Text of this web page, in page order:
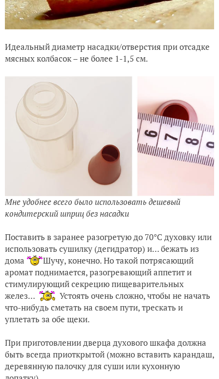
Идеальный диаметр насадки/отверстия при отсадке
мясных колбасок – не более 1-1,5 см.
Мне удобнее всего было использовать дешевый
кондитерский шприц без насадки
Поставить в заранее разогретую до 70°C духовку или
использовать сушилку (дегидратор) и… бежать из
дома
Шучу, конечно. Но такой потрясающий
аромат поднимается, разогревающий аппетит и
стимулирующий секрецию пищеварительных
желез…
Устоять очень сложно, чтобы не начать
что-нибудь сметать на своем пути, трескать и
уплетать за обе щеки.
При приготовлении дверца духового шкафа должна
быть всегда приоткрытой (можно вставить карандаш,
деревянную палочку для суши или кухонную